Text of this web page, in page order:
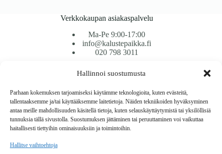
Hallinnoi suostumusta
Parhaan kokemuksen tarjoamiseksi käytämme teknologioita, kuten evästeitä,
tallentaaksemme ja/tai käyttääksemme laitetietoja. Näiden tekniikoiden hyväksyminen
antaa meille mahdollisuuden käsitellä tietoja, kuten selauskäyttäytymistä tai yksilöllisiä
tunnuksia tällä sivustolla. Suostumuksen jättäminen tai peruuttaminen voi vaikuttaa
haitallisesti tiettyihin ominaisuuksiin ja toimintoihin.
Hallitse vaihtoehtoja
Verkkokaupan asiakaspalvelu
Ma-Pe 9:00-17:00
info@kalustepaikka.fi
020 798 3011
Tavarantoimitus / Maksutavat
Toimitustavat
Maksutavat
Vaihto ja palautus
Reklamaatiot